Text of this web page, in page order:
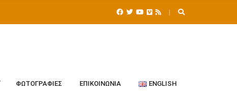
ΦΩΤΟΓΡΑΦΊΕΣ ΕΠΙΚΟΙΝΩΝΊΑ ENGLISH